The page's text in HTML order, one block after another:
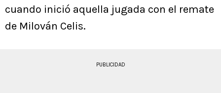
cuando inició aquella jugada con el remate
de Milován Celis.
PUBLICIDAD